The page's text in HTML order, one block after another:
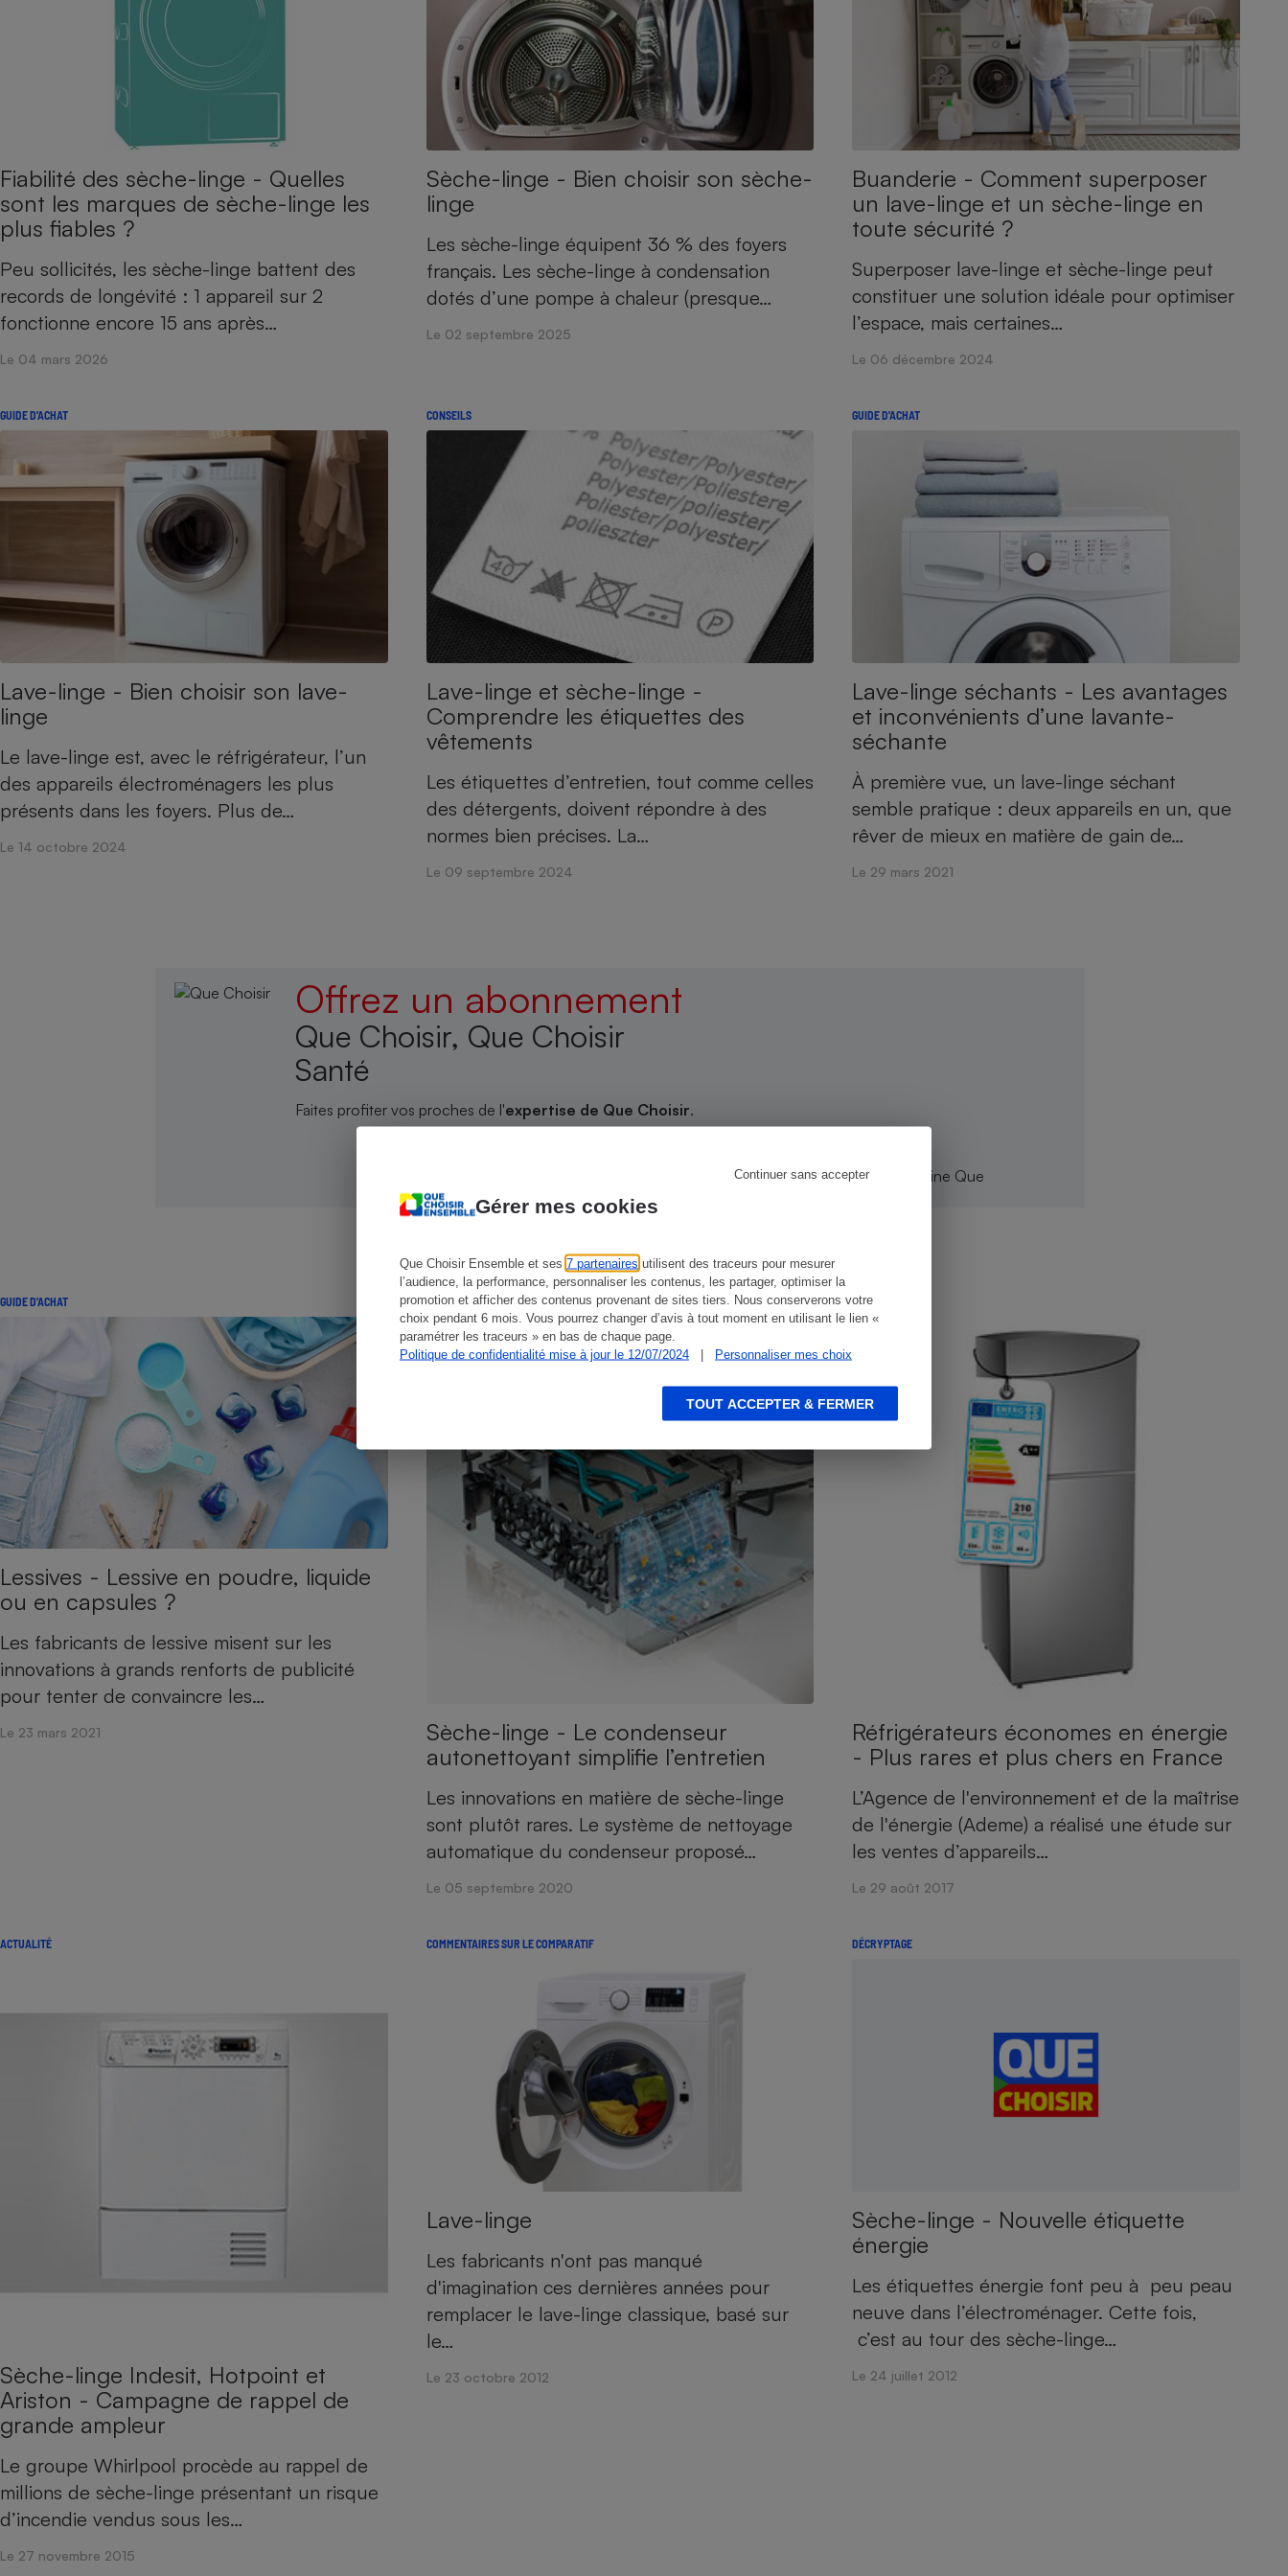
Gérer mes cookies
Que Choisir Ensemble et ses 7 partenaires utilisent des traceurs pour mesurer
l’audience, la performance, personnaliser les contenus, les partager, optimiser la
promotion et afficher des contenus provenant de sites tiers. Nous conserverons votre
choix pendant 6 mois. Vous pourrez changer d’avis à tout moment en utilisant le lien «
paramétrer les traceurs » en bas de chaque page.
Politique de confidentialité mise à jour le 12/07/2024
| Personnaliser mes choix
Continuer sans accepter
TOUT ACCEPTER & FERMER
Fiabilité des sèche-linge - Quelles
sont les marques de sèche-linge les
plus fiables ?
Peu sollicités, les sèche-linge battent des
records de longévité : 1 appareil sur 2
fonctionne encore 15 ans après…
Le 04 mars 2026
Sèche-linge - Bien choisir son sèche-
linge
Les sèche-linge équipent 36 % des foyers
français. Les sèche-linge à condensation
dotés d’une pompe à chaleur (presque…
Le 02 septembre 2025
Buanderie - Comment superposer
un lave-linge et un sèche-linge en
toute sécurité ?
Superposer lave-linge et sèche-linge peut
constituer une solution idéale pour optimiser
l’espace, mais certaines…
Le 06 décembre 2024
GUIDE D'ACHAT
Lave-linge - Bien choisir son lave-
linge
Le lave-linge est, avec le réfrigérateur, l’un
des appareils électroménagers les plus
présents dans les foyers. Plus de…
Le 14 octobre 2024
CONSEILS
Lave-linge et sèche-linge -
Comprendre les étiquettes des
vêtements
Les étiquettes d’entretien, tout comme celles
des détergents, doivent répondre à des
normes bien précises. La…
Le 09 septembre 2024
GUIDE D'ACHAT
Lave-linge séchants - Les avantages
et inconvénients d’une lavante-
séchante
À première vue, un lave-linge séchant
semble pratique : deux appareils en un, que
rêver de mieux en matière de gain de…
Le 29 mars 2021
Offrez un abonnement
Que Choisir, Que Choisir
Santé
Faites profiter vos proches de l'expertise de Que Choisir.
GUIDE D'ACHAT
Lessives - Lessive en poudre, liquide
ou en capsules ?
Les fabricants de lessive misent sur les
innovations à grands renforts de publicité
pour tenter de convaincre les…
Le 23 mars 2021
ACTUALITÉ
Sèche-linge - Le condenseur
autonettoyant simplifie l’entretien
Les innovations en matière de sèche-linge
sont plutôt rares. Le système de nettoyage
automatique du condenseur proposé…
Le 05 septembre 2020
ACTUALITÉ
Réfrigérateurs économes en énergie
- Plus rares et plus chers en France
L’Agence de l'environnement et de la maîtrise
de l'énergie (Ademe) a réalisé une étude sur
les ventes d’appareils…
Le 29 août 2017
ACTUALITÉ
Sèche-linge Indesit, Hotpoint et
Ariston - Campagne de rappel de
grande ampleur
Le groupe Whirlpool procède au rappel de
millions de sèche-linge présentant un risque
d’incendie vendus sous les…
Le 27 novembre 2015
COMMENTAIRES SUR LE COMPARATIF
Lave-linge
Les fabricants n'ont pas manqué
d'imagination ces dernières années pour
remplacer le lave-linge classique, basé sur
le…
Le 23 octobre 2012
DÉCRYPTAGE
Sèche-linge - Nouvelle étiquette
énergie
Les étiquettes énergie font peu à peu peau
neuve dans l’électroménager. Cette fois,
c’est au tour des sèche-linge…
Le 24 juillet 2012
Foie gras
Champagne - Comment choisir une
bouteille de champagne
Assurance emprunteur Assurance vie
Banque en ligne
Petit électroménager - Ustensile
Lave-vaisselle
Plaque de cuisson à
induction
Four encastrable
Ventilateur
Aspirateur
Téléviseur Ordinateur portable
Téléphone mobile -
Smartphone
Appareil photo
numérique
Poêle à granulés
Radiateur électrique Électricité - Gaz
Climatiseur -
Lessive
Aide auditive
Crème solaire